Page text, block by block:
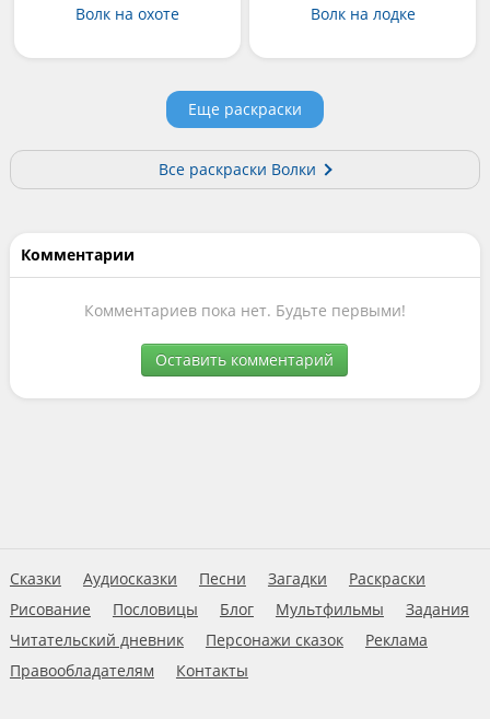
Волк на охоте Волк на лодке
Еще раскраски
Все раскраски Волки
Комментарии
Комментариев пока нет. Будьте первыми!
Оставить комментарий
Сказки Аудиосказки Песни Загадки
Раскраски
Рисование
Пословицы Блог Мультфильмы
Задания
Читательский дневник
Персонажи сказок
Реклама
Правообладателям
Контакты